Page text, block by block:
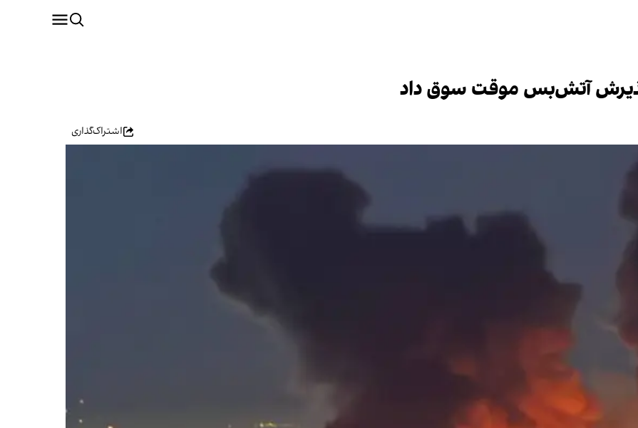
پذیرش آتش‌بس موقت سوق داد
اشتراک‌گذاری